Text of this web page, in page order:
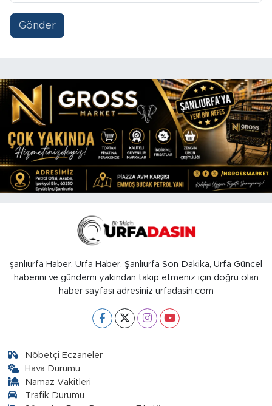
Gönder
şanlıurfa Haber, Urfa Haber, Şanlıurfa Son Dakika, Urfa Güncel
haberini ve gündemi yakından takip etmeniz için doğru olan
haber sayfası adresiniz urfadasin.com
Nöbetçi Eczaneler
Hava Durumu
Namaz Vakitleri
Trafik Durumu